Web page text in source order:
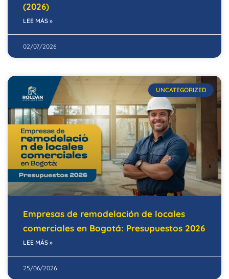
(2026)
LEE MÁS »
02/07/2026
UNCATEGORIZED
Empresas de remodelación de locales
comerciales en Bogotá: Presupuestos 2026
LEE MÁS »
25/06/2026